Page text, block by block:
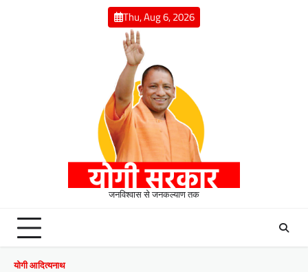
Thu, Aug 6, 2026
जनविश्वास से जनकल्याण तक
योगी आदित्यनाथ